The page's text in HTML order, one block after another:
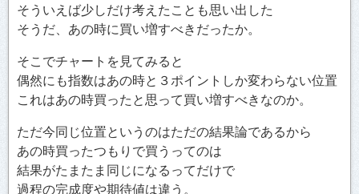
そういえば少しだけ考えたことも思い出した
そうだ、あの時に買い増すべきだったか。
そこでチャートを見てみると
偶然にも指数はあの時と３ポイントしか変わらない位置
これはあの時買ったと思って買い増すべきなのか。
ただ今同じ位置というのはただの結果論であるから
あの時買ったつもりで買うってのは
結果がたまたま同じになるってだけで
過程の完成度や期待値は違う。